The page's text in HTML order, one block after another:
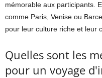
mémorable aux participants.
comme Paris, Venise ou
pour leur culture riche et leur
Quelles sont les
pour un voyage